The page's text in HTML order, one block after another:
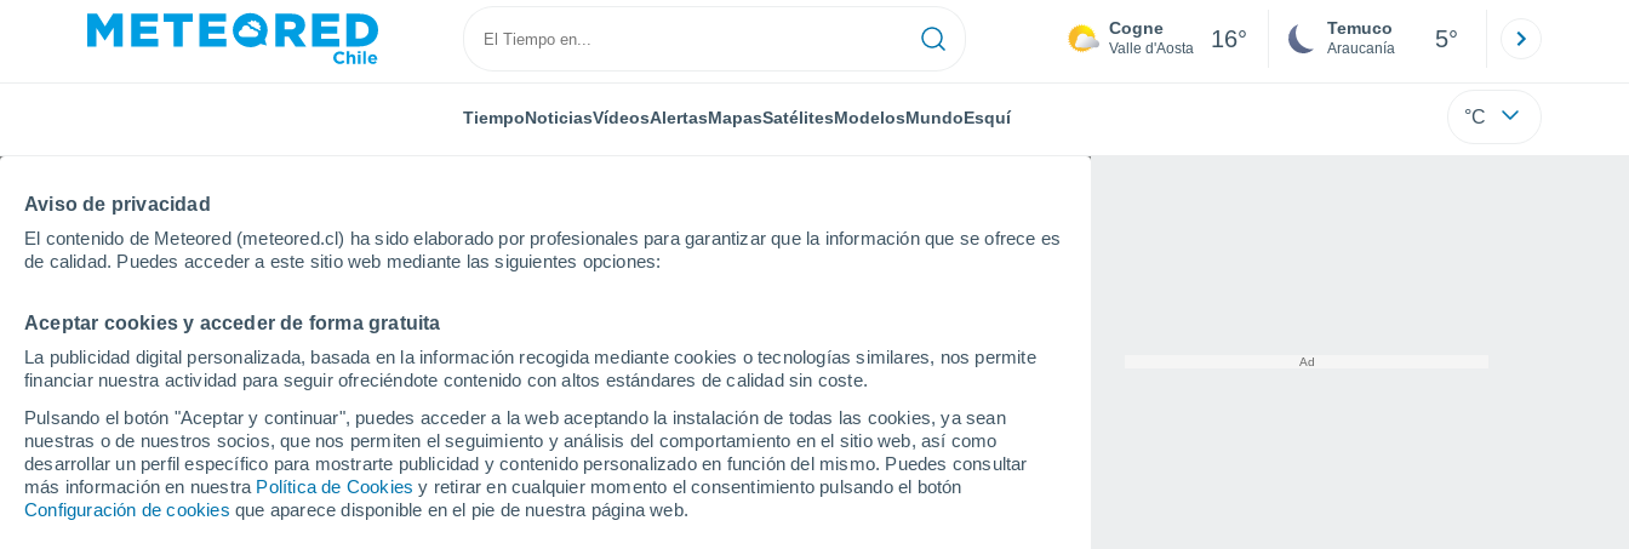
Aviso de privacidad
El contenido de Meteored (meteored.cl) ha sido elaborado por profesionales para garantizar que la información que se ofrece es
de calidad. Puedes acceder a este sitio web mediante las siguientes opciones:
Aceptar cookies y acceder de forma gratuita
La publicidad digital personalizada, basada en la información recogida mediante cookies o tecnologías similares, nos permite
financiar nuestra actividad para seguir ofreciéndote contenido con altos estándares de calidad sin coste.
Pulsando el botón "Aceptar y continuar", puedes acceder a la web aceptando la instalación de todas las cookies, ya sean
nuestras o de nuestros socios, que nos permiten el seguimiento y análisis del comportamiento en el sitio web, así como
desarrollar un perfil específico para mostrarte publicidad y contenido personalizado en función del mismo. Puedes consultar
más información en nuestra Política de Cookies y retirar en cualquier momento el consentimiento pulsando el botón
Configuración de cookies que aparece disponible en el pie de nuestra página web.
Cogne
Valle d'Aosta 16° Temuco
Araucanía 5°
TiempoNoticiasVídeosAlertasMapasSatélitesModelosMundoEsquí °C
Inicio Italia Valle de Aosta Cogne
Cogne
Hoy
6 Ago
Mañana
7 Ago
Sábado
8 Ago